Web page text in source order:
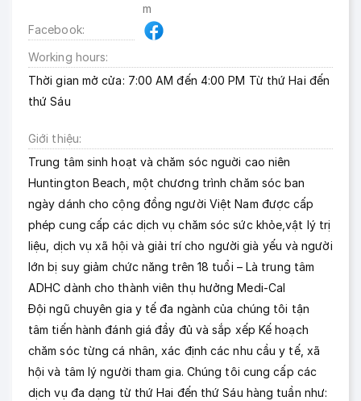
m
Facebook
Working hours
Thời gian mở cửa: 7:00 AM đến 4:00 PM Từ thứ Hai đến
thứ Sáu
Giới thiệu
Trung tâm sinh hoạt và chăm sóc nguời cao niên
Huntington Beach, một chương trình chăm sóc ban
ngày dánh cho cộng đồng người Việt Nam được cấp
phép cung cấp các dịch vụ chăm sóc sức khỏe,vật lý trị
liệu, dịch vụ xã hội và giải trí cho người già yếu và người
lớn bị suy giảm chức năng trên 18 tuổi – Là trung tâm
ADHC dành cho thành viên thụ hưởng Medi-Cal
Đội ngũ chuyên gia y tế đa ngành của chúng tôi tận
tâm tiến hành đánh giá đầy đủ và sắp xếp Kế hoạch
chăm sóc từng cá nhân, xác định các nhu cầu y tế, xã
hội và tâm lý người tham gia. Chúng tôi cung cấp các
dịch vụ đa dạng từ thứ Hai đến thứ Sáu hàng tuần như: